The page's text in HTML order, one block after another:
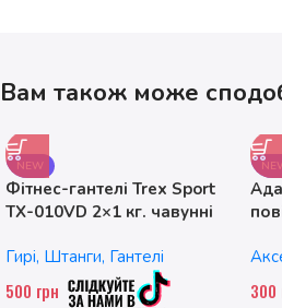
Вам також може
NEW
Фітнес-гантелі Trex Sport
TX-010VD 2×1 кг. чавунні
Гирі, Штанги, Гантелі
500 грн 300